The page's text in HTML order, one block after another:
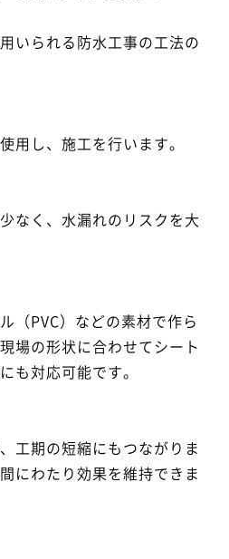
いられる防水工事の工法の
用し、施工を行います。
なく、水漏れのリスクを大
（PVC）などの素材で作ら
場の形状に合わせてシート
も対応可能です。
工期の短縮にもつながりま
にわたり効果を維持できま